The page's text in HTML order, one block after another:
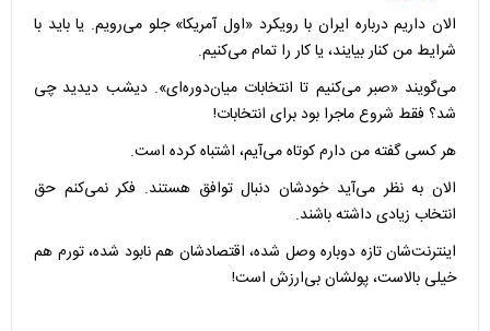
الان داریم درباره ایران با رویکرد «اول آمریکا» جلو می‌رویم. یا باید با
شرایط من کنار بیایند، یا کار را تمام می‌کنیم.
می‌گویند «صبر می‌کنیم تا انتخابات میان‌دوره‌ای». دیشب دیدید چی
شد؟ فقط شروع ماجرا بود برای انتخابات!
هر کسی گفته من دارم کوتاه می‌آیم، اشتباه کرده است.
الان به نظر می‌آید خودشان دنبال توافق هستند. فکر نمی‌کنم حق
انتخاب زیادی داشته باشند.
اینترنت‌شان تازه دوباره وصل شده، اقتصادشان هم نابود شده، تورم هم
خیلی بالاست، پولشان بی‌ارزش است!